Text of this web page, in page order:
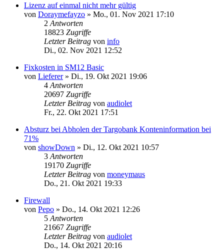
Lizenz auf einmal nicht mehr gültig
von Doraymefayzo » Mo., 01. Nov 2021 17:10
2 Antworten
18823 Zugriffe
Letzter Beitrag von info
Di., 02. Nov 2021 12:52
Fixkosten in SM12 Basic
von Lieferer» Di., 19. Okt 2021 19:06
4 Antworten
20697 Zugriffe
Letzter Beitrag von audiolet
Fr., 22. Okt 2021 17:51
Absturz bei Abholen der Targobank Konteninformation bei
71%
von showDown » Di., 12. Okt 2021 10:57
3 Antworten
19170 Zugriffe
Letzter Beitrag von moneymaus
Do., 21. Okt 2021 19:33
Firewall
von Pepo » Do., 14. Okt 2021 12:26
5 Antworten
21667 Zugriffe
Letzter Beitrag von audiolet
Do., 14. Okt 2021 20:16